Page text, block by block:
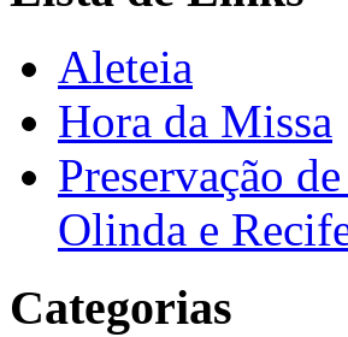
Aleteia
Hora da Missa
Preservação
Olinda e
Categorias